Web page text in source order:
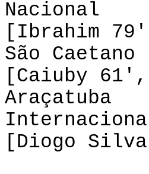
[Ibrahim
São
[Caiuby
[Diogo